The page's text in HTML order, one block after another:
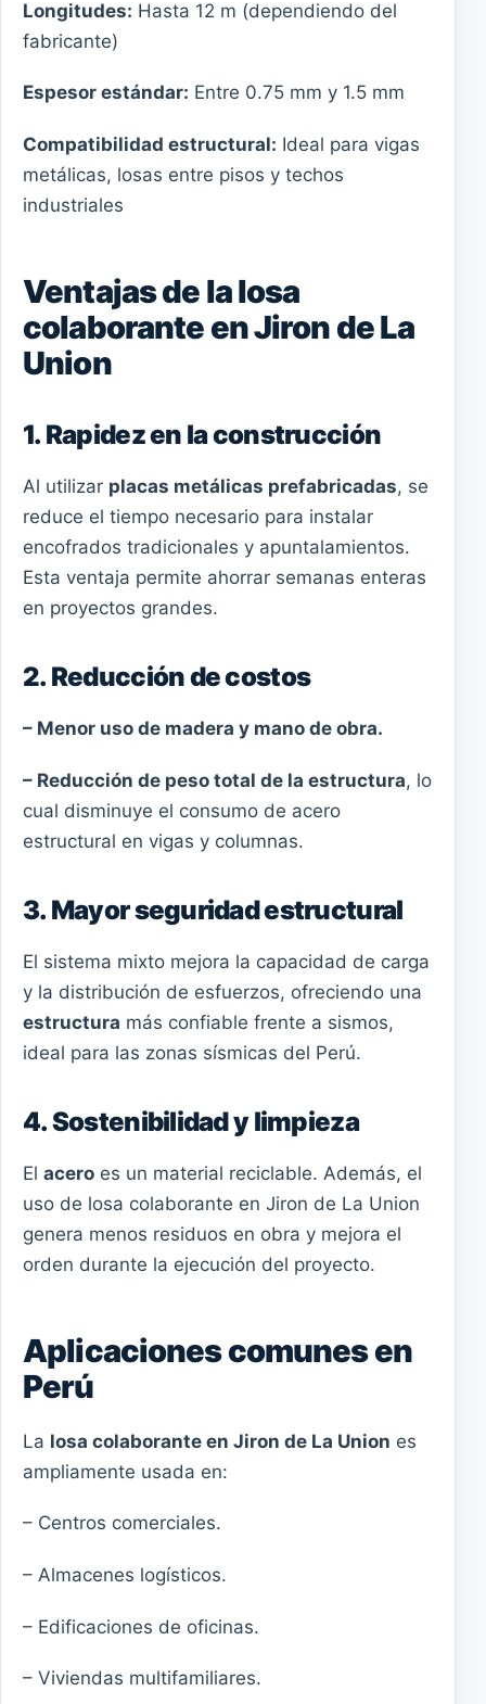
Longitudes: Hasta 12 m (dependiendo del
fabricante)
Espesor estándar: Entre 0.75 mm y 1.5 mm
Compatibilidad estructural: Ideal para vigas
metálicas, losas entre pisos y techos
industriales
Ventajas de la losa
colaborante en Jiron de La
Union
1. Rapidez en la construcción
Al utilizar placas metálicas prefabricadas, se
reduce el tiempo necesario para instalar
encofrados tradicionales y apuntalamientos.
Esta ventaja permite ahorrar semanas enteras
en proyectos grandes.
2. Reducción de costos
– Menor uso de madera y mano de obra.
– Reducción de peso total de la estructura, lo
cual disminuye el consumo de acero
estructural en vigas y columnas.
3. Mayor seguridad estructural
El sistema mixto mejora la capacidad de carga
y la distribución de esfuerzos, ofreciendo una
estructura más confiable frente a sismos,
ideal para las zonas sísmicas del Perú.
4. Sostenibilidad y limpieza
El acero es un material reciclable. Además, el
uso de losa colaborante en Jiron de La Union
genera menos residuos en obra y mejora el
orden durante la ejecución del proyecto.
Aplicaciones comunes en
Perú
La losa colaborante en Jiron de La Union es
ampliamente usada en:
– Centros comerciales.
– Almacenes logísticos.
– Edificaciones de oficinas.
– Viviendas multifamiliares.